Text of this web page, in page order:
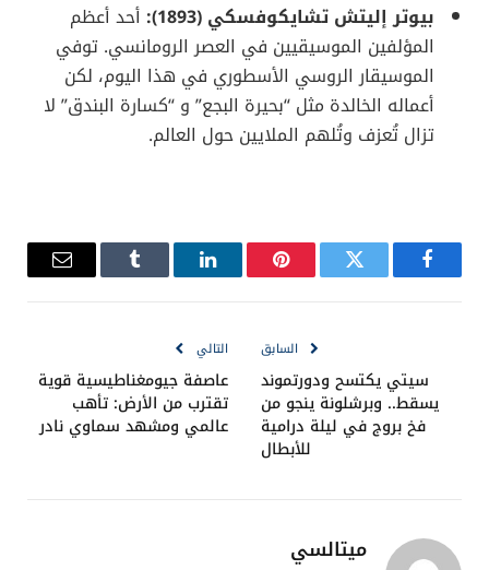
بيوتر إليتش تشايكوفسكي (1893):
أحد أعظم
المؤلفين الموسيقيين في العصر الرومانسي. توفي
الموسيقار الروسي الأسطوري في هذا اليوم، لكن
أعماله الخالدة مثل “بحيرة البجع” و “كسارة البندق” لا
تزال تُعزف وتُلهم الملايين حول العالم.
فيسبوك تويتر بينتيريستلينكدإن Tumblr
البريد
السابق
سيتي يكتسح ودورتموند
يسقط.. وبرشلونة ينجو من
فخ بروج في ليلة درامية
للأبطال
التالي
عاصفة جيومغناطيسية قوية
تقترب من الأرض: تأهب
عالمي ومشهد سماوي نادر
ميتالسي